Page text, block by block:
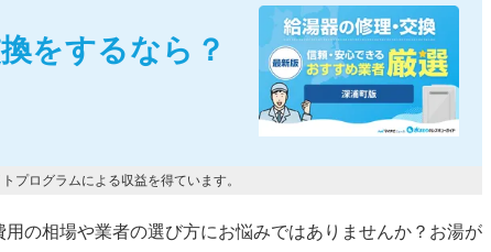
をするなら？
プログラムによる収益を得ています。
の相場や業者の選び方にお悩みではありませんか？お湯が